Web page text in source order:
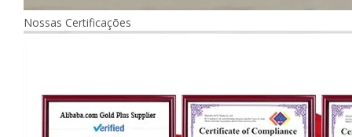
Nossas Certificações